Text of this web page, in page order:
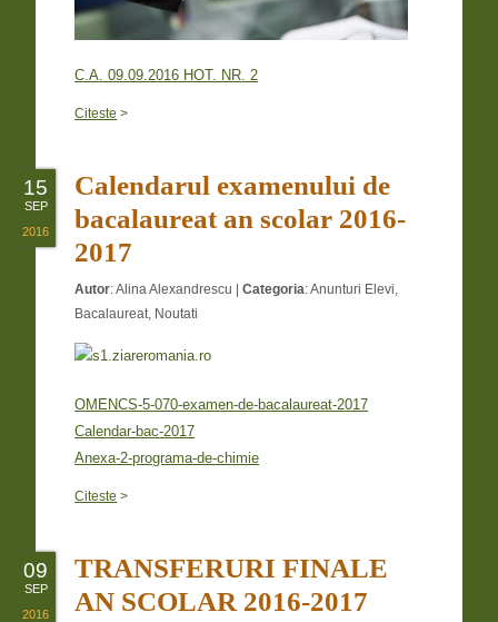
C.A. 09.09.2016 HOT. NR. 2
Citeste >
Calendarul examenului de
bacalaureat an scolar 2016-
2017
Autor:Alina Alexandrescu |Categoria:Anunturi Elevi,
Bacalaureat, Noutati
OMENCS-5-070-examen-de-bacalaureat-2017
Calendar-bac-2017
Anexa-2-programa-de-chimie
Citeste >
15
SEP
2016
TRANSFERURI FINALE
AN SCOLAR 2016-2017
09
SEP
2016